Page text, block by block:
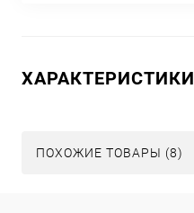
ХАРАКТЕРИСТИКИ
ПОХОЖИЕ ТОВАРЫ (8)